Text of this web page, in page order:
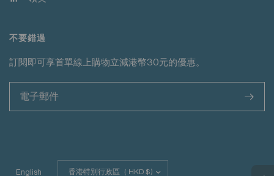
不要錯過
訂閱即可享首單線上購物立減港幣30元的優惠。
>
English